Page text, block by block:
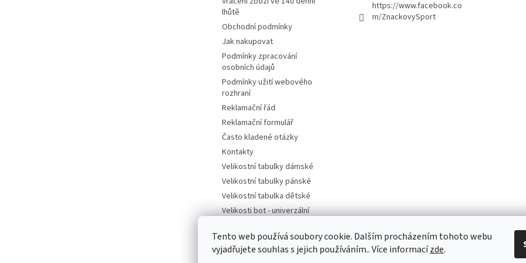
Tento web používá soubory cookie. Dalším procházením tohoto webu
vyjadřujete souhlas s jejich používáním.. Více informacízde.
lhůtě
Obchodní podmínky
Jak nakupovat
Podmínky zpracování
osobních údajů
Podmínky užití webového
rozhraní
Reklamační řád
Reklamační formulář
Často kladené otázky
Kontakty
Velikostní tabulky dámské
Velikostní tabulky pánské
Velikostní tabulka dětské
Velikosti bot - univerzální
Velikosti bot - dle značek
https://www.facebook.co
m/ZnackovySport